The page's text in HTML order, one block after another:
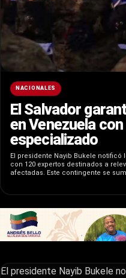
NACIONALES
El Salvador
en Venezuela
especializado
​El presidente Nayib Bukele
con 120 expertos destinados a
afectadas. Este contingente se
​El presidente Nayib Bukele